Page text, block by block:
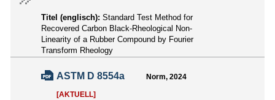
Titel (englisch): Standard Test Method for
Recovered Carbon Black-Rheological Non-
Linearity of a Rubber Compound by Fourier
Transform Rheology
ASTM D 8554a Norm, 2024
[AKTUELL]